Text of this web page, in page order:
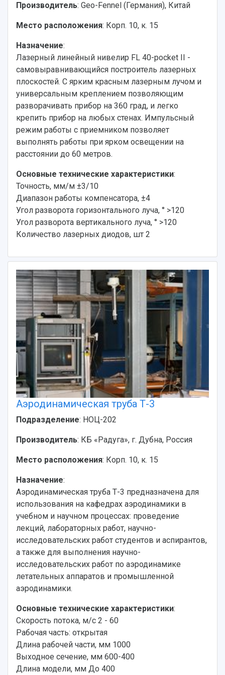
Персоналии
Сотрудники и преподаватели
Заслуженные деятели
Структура университета
Институты и факультеты
Кафедры
Научные подразделения
Отделы и службы
Общественные организации
Институт искусственного интеллекта
Инжиниринговый центр
Аграрный карбоновый полигон
Фирменный стиль
Устойчивое развитие
Кампус
3D-тур по университету
Центр истории авиационных двигателей
Ботанический сад
Умный дом бабочек
Международный межвузовский кампус
Сведения об образовательной организации
Официальные документы
Просветительский проект "Одержимы
Расписание занятий
Стипендии
Тестирование иностранных граждан на
знание русского языка, истории России и
основ законодательства РФ
Платные образовательные услуги
Скидки на обучение
Подготовительные курсы
Библиотека
Видеолекции
Противодействие COVID-19
Справочные материалы
Научная инфраструктура
Научно-исследовательские подразделения
Структурная схема управления научно-
исследовательской деятельностью
Материальная база
Подразделения научного обслуживания
Организационные документы
Результаты научно-исследовательской
деятельности
Научно-технические разработки
Конкурсы научных проектов и грантов
Областной конкурс "Молодой учёный"
Отчеты о научно-исследовательской
деятельности
Журналы Самарского университета
Научные конференции
Патенты
Отчеты о проведенных конференциях
Производитель: Geo-Fennel (Германия), Китай
Место расположения: Корп. 10, к. 15
Назначение:
Лазерный линейный нивелир FL 40-pocket II -
самовыравнивающийся построитель лазерных
плоскостей. С ярким красным лазерным лучом и
универсальным креплением позволяющим
разворачивать прибор на 360 град, и легко
крепить прибор на любых стенах. Импульсный
режим работы с приемником позволяет
выполнять работы при ярком освещении на
расстоянии до 60 метров.
Основные технические характеристики:
Точность, мм/м ±3/10
Диапазон работы компенсатора, ±4
Угол разворота горизонтального луча, ° >120
Угол разворота вертикального луча, ° >120
Количество лазерных диодов, шт 2
Аэродинамическая труба Т-3
Подразделение: НОЦ-202
Производитель: КБ «Радуга», г. Дубна, Россия
Место расположения: Корп. 10, к. 15
Назначение:
Аэродинамическая труба Т-3 предназначена для
использования на кафедрах аэродинамики в
учебном и научном процессах: проведение
лекций, лабораторных работ, научно-
исследовательских работ студентов и аспирантов,
а также для выполнения научно-
исследовательских работ по аэродинамике
летательных аппаратов и промышленной
аэродинамики.
Основные технические характеристики:
Скорость потока, м/с 2 - 60
Рабочая часть: открытая
Длина рабочей части, мм 1000
Выходное сечение, мм 600-400
Длина модели, мм До 400